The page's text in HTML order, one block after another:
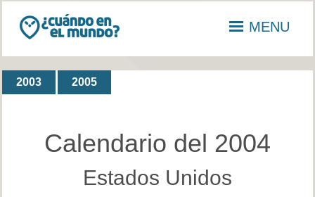
MENU
2003 2005
Calendario del 2004
Estados Unidos